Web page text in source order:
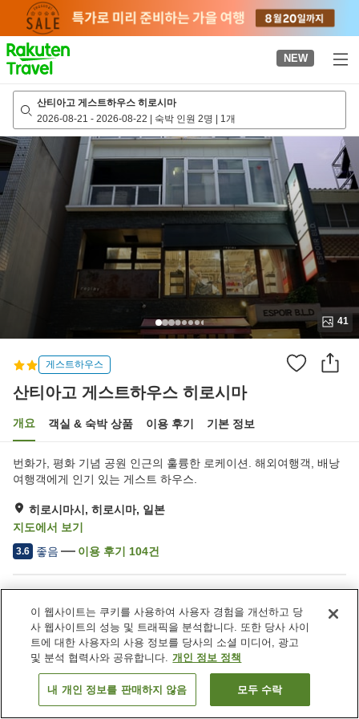
page
NEW
산티아고 게스트하우스 히로시마
2026-08-21 - 2026-08-22 | 숙박 인원 2명 | 1개
41
게스트하우스
산티아고 게스트하우스 히로시마
개요 객실 & 숙박 상품 이용 후기 기본 정보
번화가, 평화 기념 공원 인근의 훌륭한 로케이션. 해외여행객, 배낭
여행객에게 인기 있는 게스트 하우스.
히로시마시, 히로시마, 일본
지도에서 보기
3.6 좋음 이용 후기 104건
라운지
공용 부엌
세탁 (유료)
일본 히로시마
히로시마시
산티아고 게스트하우스 히로시마객실 보기
이 웹사이트는 쿠키를 사용하여 사용자 경험을 개선하고 당
사 웹사이트의 성능 및 트래픽을 분석합니다. 또한 당사 사이
트에 대한 사용자의 사용 정보를 당사의 소셜 미디어, 광고
및 분석 협력사와 공유합니다. 개인 정보 정책
내 개인 정보를 판매하지 않음 모두 수락